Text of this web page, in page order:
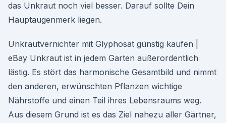
das Unkraut noch viel besser. Darauf sollte Dein
Hauptaugenmerk liegen.
Unkrautvernichter mit Glyphosat günstig kaufen |
eBay Unkraut ist in jedem Garten außerordentlich
lästig. Es stört das harmonische Gesamtbild und nimmt
den anderen, erwünschten Pflanzen wichtige
Nährstoffe und einen Teil ihres Lebensraums weg.
Aus diesem Grund ist es das Ziel nahezu aller Gärtner,